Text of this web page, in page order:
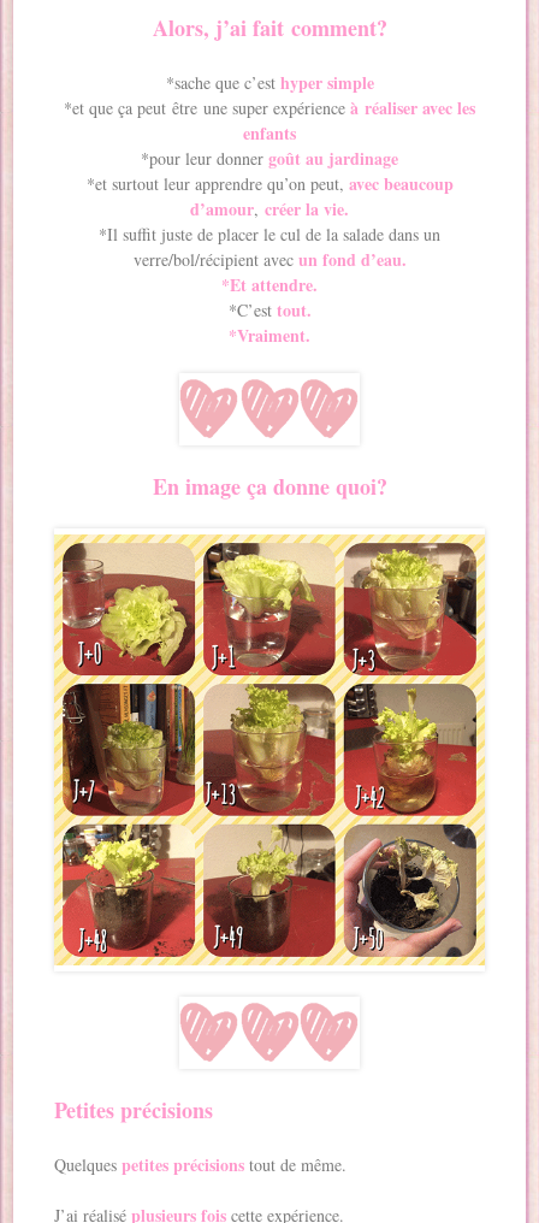
Alors, j’ai fait comment?
*sache que c’est hyper simple
*et que ça peut être une super expérience à réaliser avec les
enfants
*pour leur donner goût au jardinage
*et surtout leur apprendre qu’on peut, avec beaucoup
d’amour, créer la vie.
*Il suffit juste de placer le cul de la salade dans un
verre/bol/récipient avec un fond d’eau.
*Et attendre.
*C’est tout.
*Vraiment.
En image ça donne quoi?
Petites précisions
Quelques petites précisions tout de même.
J’ai réaliséplusieurs fois cette expérience.